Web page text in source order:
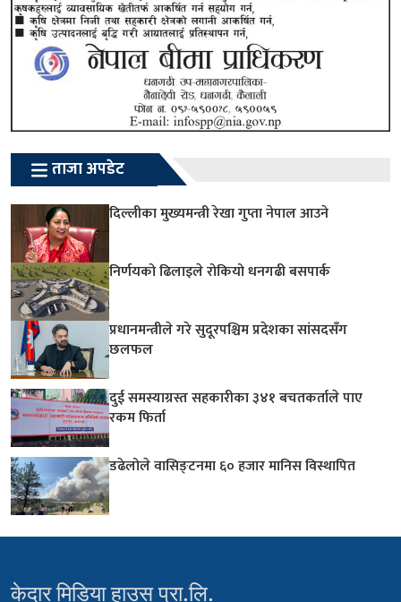
ताजा अपडेट
दिल्लीका मुख्यमन्त्री रेखा गुप्ता नेपाल आउने
निर्णयको ढिलाइले रोकियो धनगढी बसपार्क
प्रधानमन्त्रीले गरे सुदूरपश्चिम प्रदेशका सांसदसँग
छलफल
दुई समस्याग्रस्त सहकारीका ३४१ बचतकर्ताले पाए
रकम फिर्ता
डढेलोले वासिङ्टनमा ६० हजार मानिस विस्थापित
केदार मिडिया हाउस प्रा.लि.